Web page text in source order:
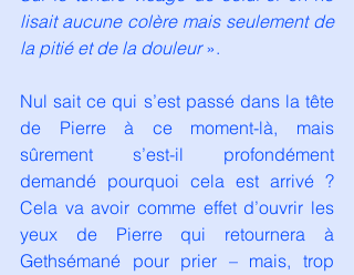
lisait aucune colère mais seulement de
la pitié et de la douleur ».
Nul sait ce qui s’est passé dans la tête
de Pierre à ce moment-là, mais
sûrement s’est-il profondément
demandé pourquoi cela est arrivé ?
Cela va avoir comme effet d’ouvrir les
yeux de Pierre qui retournera à
Gethsémané pour prier – mais, trop